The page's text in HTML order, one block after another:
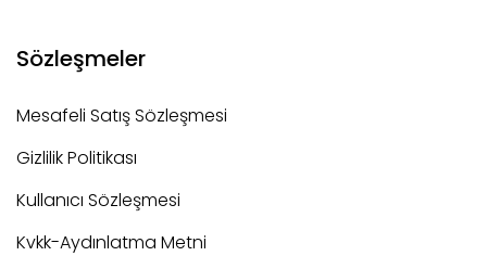
Sözleşmeler
Mesafeli Satış Sözleşmesi
Gizlilik Politikası
Kullanıcı Sözleşmesi
Kvkk-Aydınlatma Metni